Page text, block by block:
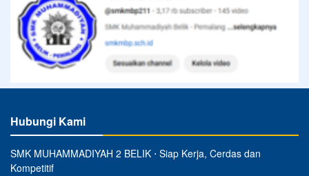
Hubungi Kami
SMK MUHAMMADIYAH 2 BELIK ⋅ Siap Kerja, Cerdas dan
Kompetitif